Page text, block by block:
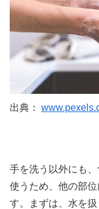
出典：
手を洗う以外にも
使うため、他の部
す。まずは、水を